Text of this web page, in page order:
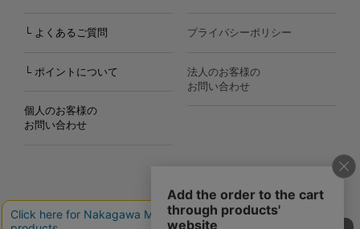
└ よくあるご質問
└ ポイントについて
個人のお客様の
お問い合わせ
プライバシーポリシー
法人のお客様の
お問い合わせ